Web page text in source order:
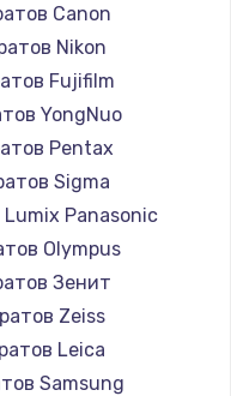
Canon
Nikon
Fujifilm
YongNuo
Pentax
Sigma
Panasonic
Olympus
Зенит
Zeiss
Leica
Samsung